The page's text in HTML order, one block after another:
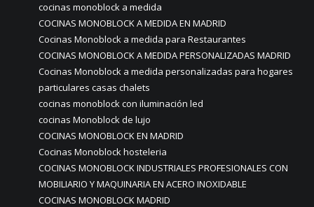
cocinas monoblock a medida
COCINAS MONOBLOCK A MEDIDA EN MADRID
Cocinas Monoblock a medida para Restaurantes
COCINAS MONOBLOCK A MEDIDA PERSONALIZADAS MADRID
Cocinas Monoblock a medida personalizadas para hogares
particulares casas chalets
cocinas monoblock con iluminación led
cocinas Monoblock de lujo
COCINAS MONOBLOCK EN MADRID
Cocinas Monoblock hosteleria
COCINAS MONOBLOCK INDUSTRIALES PROFESIONALES CON
MOBILIARIO Y MAQUINARIA EN ACERO INOXIDABLE
COCINAS MONOBLOCK MADRID